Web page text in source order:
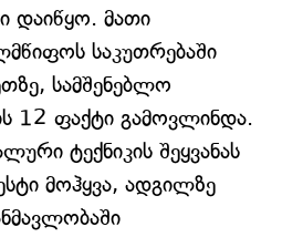
დაიწყო. მათი
საკუთრებაში
სამშენებლო
12 ფაქტი გამოვლინდა.
ტექნიკის შეყვანას
მოჰყვა, ადგილზე